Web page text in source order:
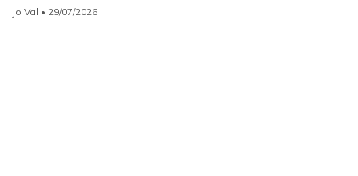
Jo Val • 29/07/2026